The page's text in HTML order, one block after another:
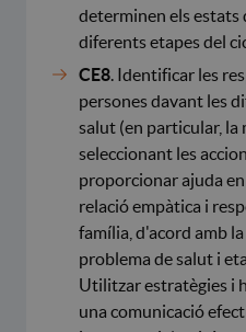
determinen els estats
diferents etapes del
CE8 . Identificar les
persones davant les
salut (en particular, la
seleccionant les
proporcionar ajuda
relació empàtica i
família, d'acord amb
problema de salut i
Utilitzar estratègies i
una comunicació